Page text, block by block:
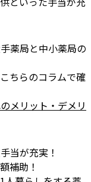
薬局と中小薬局の
ちらのコラムで確
メリット・デメリ
当が充実！
補助！